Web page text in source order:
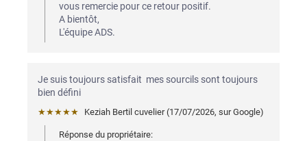
vous remercie pour ce retour positif.
A bientôt,
L'équipe ADS.
Je suis toujours satisfait  mes sourcils sont toujours
bien défini
★★★★★ Keziah Bertil cuvelier (17/07/2026, sur Google)
Réponse du propriétaire: